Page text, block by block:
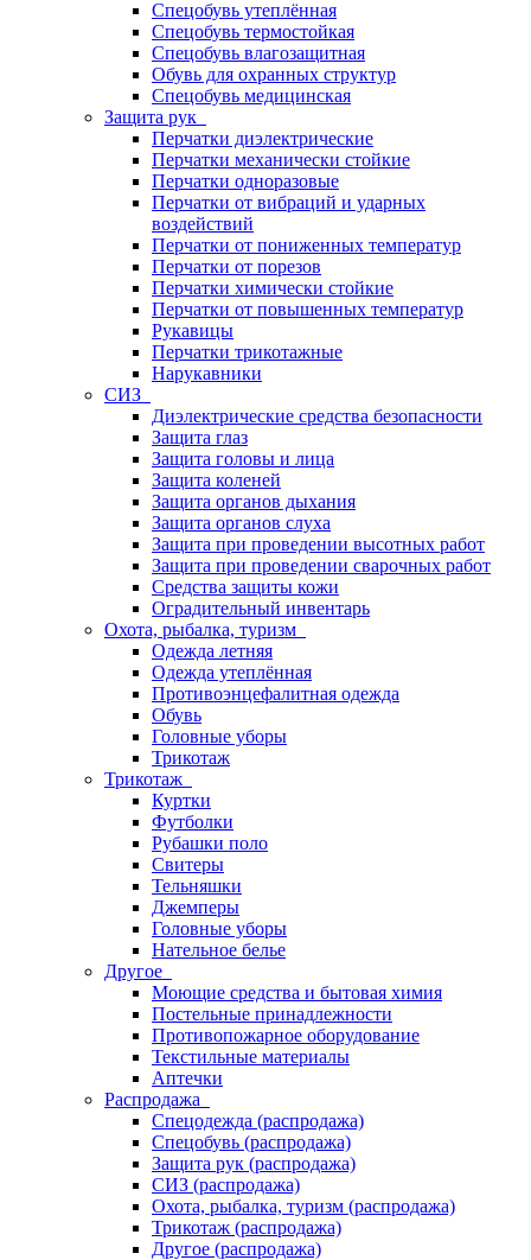
Спецобувь утеплённая
Спецобувь термостойкая
Спецобувь влагозащитная
Обувь для охранных структур
Спецобувь медицинская
Защита рук
Перчатки диэлектрические
Перчатки механически стойкие
Перчатки одноразовые
Перчатки от вибраций и ударных
воздействий
Перчатки от пониженных температур
Перчатки от порезов
Перчатки химически стойкие
Перчатки от повышенных температур
Рукавицы
Перчатки трикотажные
Нарукавники
СИЗ
Диэлектрические средства безопасности
Защита глаз
Защита головы и лица
Защита коленей
Защита органов дыхания
Защита органов слуха
Защита при проведении высотных работ
Защита при проведении сварочных работ
Средства защиты кожи
Оградительный инвентарь
Охота, рыбалка, туризм
Одежда летняя
Одежда утеплённая
Противоэнцефалитная одежда
Обувь
Головные уборы
Трикотаж
Трикотаж
Куртки
Футболки
Рубашки поло
Свитеры
Тельняшки
Джемперы
Головные уборы
Нательное белье
Другое
Моющие средства и бытовая химия
Постельные принадлежности
Противопожарное оборудование
Текстильные материалы
Аптечки
Распродажа
Спецодежда (распродажа)
Спецобувь (распродажа)
Защита рук (распродажа)
СИЗ (распродажа)
Охота, рыбалка, туризм (распродажа)
Трикотаж (распродажа)
Другое (распродажа)